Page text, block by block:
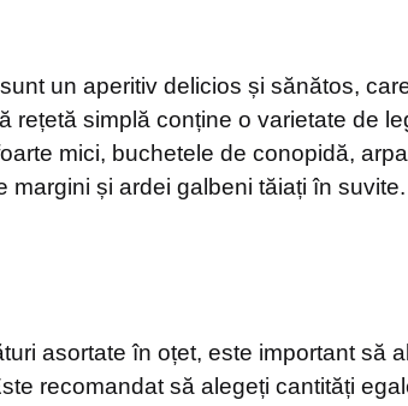
un aperitiv delicios și sănătos,
rețetă simplă conține o varietate de
mici, buchetele de conopidă,
margini și ardei galbeni tăiați în suvite.
asortate în oțet, este important să
recomandat să alegeți cantități